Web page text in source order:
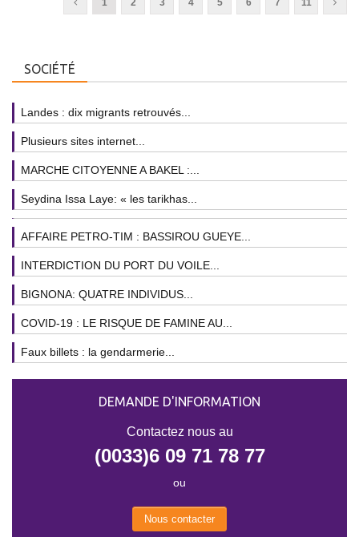
1 2 3 4 5 6 7 11
SOCIÉTÉ
Landes : dix migrants retrouvés...
Plusieurs sites internet...
MARCHE CITOYENNE A BAKEL :...
Seydina Issa Laye: « les tarikhas...
AFFAIRE PETRO-TIM : BASSIROU GUEYE...
INTERDICTION DU PORT DU VOILE...
BIGNONA: QUATRE INDIVIDUS...
COVID-19 : LE RISQUE DE FAMINE AU...
Faux billets : la gendarmerie...
DEMANDE D'INFORMATION
Contactez nous au
(0033)6 09 71 78 77
ou
Nous contacter